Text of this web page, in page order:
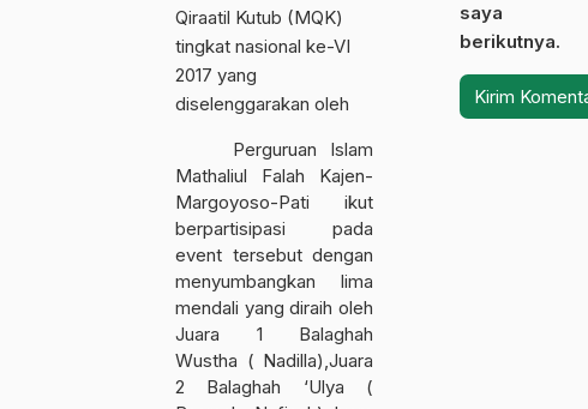
Qiraatil Kutub (MQK)
tingkat nasional ke-VI
2017 yang
diselenggarakan oleh
Perguruan Islam
Mathaliul Falah Kajen-
Margoyoso-Pati ikut
berpartisipasi pada
event tersebut dengan
menyumbangkan lima
mendali yang diraih oleh
Juara 1 Balaghah
Wustha ( Nadilla),Juara
2 Balaghah ‘Ulya (
saya
berikutnya.